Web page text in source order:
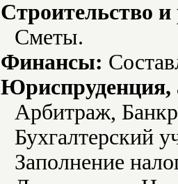
Строительство
Сметы.
Финансы:
Юриспруденция,
Арбитраж,
Бухгалтерский
Заполнение